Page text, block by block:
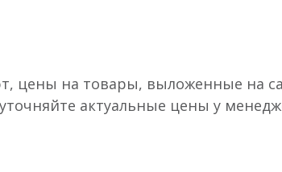
цены на товары, выложенные на
актуальные цены у